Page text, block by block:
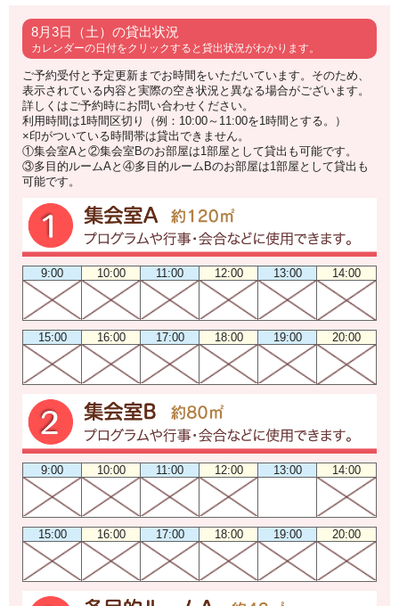
8月3日（土）の貸出状況
カレンダーの日付をクリックすると貸出状況がわかります。
ご予約受付と予定更新までお時間をいただいています。そのため、
表示されている内容と実際の空き状況と異なる場合がございます。
詳しくはご予約時にお問い合わせください。
利用時間は1時間区切り（例：10:00～11:00を1時間とする。）
×印がついている時間帯は貸出できません。
①集会室Aと②集会室Bのお部屋は1部屋として貸出も可能です。
③多目的ルームAと④多目的ルームBのお部屋は1部屋として貸出も
可能です。
9:00 10:00 11:00 12:00 13:00 14:00
15:00 16:00 17:00 18:00 19:00 20:00
9:00 10:00 11:00 12:00 13:00 14:00
15:00 16:00 17:00 18:00 19:00 20:00